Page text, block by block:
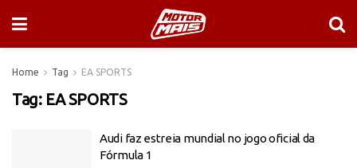
Home Tag EA SPORTS
Tag: EA SPORTS
Audi faz estreia mundial no jogo oficial da
Fórmula 1